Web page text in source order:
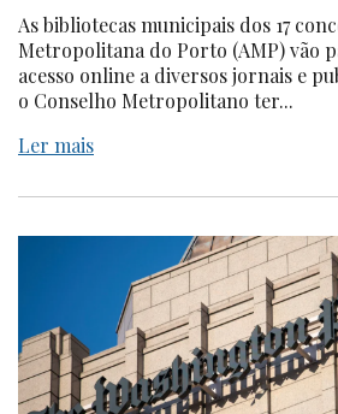
As bibliotecas municipais dos 17
Metropolitana do Porto (AMP) vão
acesso online a diversos jornais e
o Conselho Metropolitano ter...
Ler mais